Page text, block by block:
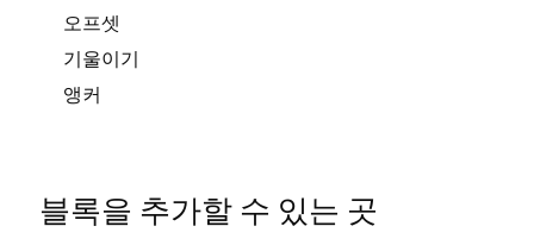
오프셋
기울이기
앵커
블록을 추가할 수 있는 곳